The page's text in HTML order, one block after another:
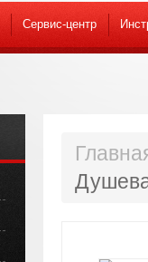
Сервис-центр